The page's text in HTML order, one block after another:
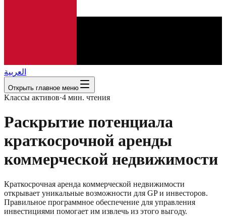
العربية
Открыть главное меню
Классы активов·4 мин. чтения
Раскрытие потенциала
краткосрочной аренды
коммерческой недвижимости
Краткосрочная аренда коммерческой недвижимости
открывает уникальные возможности для GP и инвесторов.
Правильное программное обеспечение для управления
инвестициями помогает им извлечь из этого выгоду.